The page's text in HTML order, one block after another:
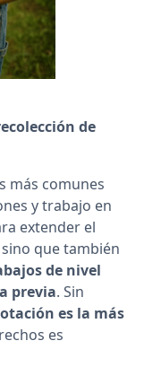
de
más comunes
y trabajo en
extender el
que también
de nivel
previa. Sin
es la más
es